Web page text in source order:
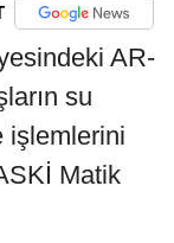
AR-
su
işlemlerini
Matik